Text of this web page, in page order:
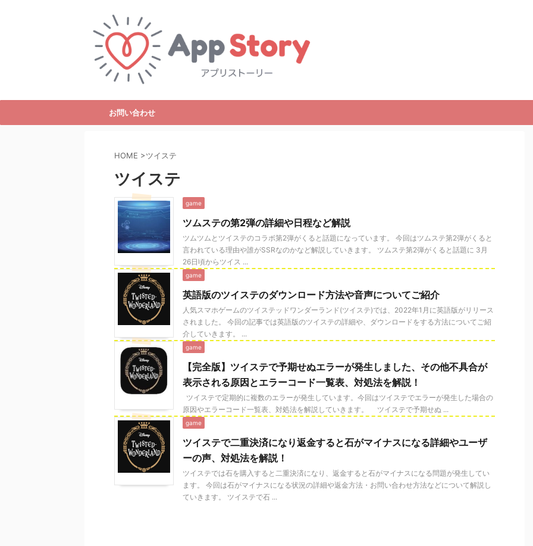
お問い合わせ
HOME >ツイステ
ツイステ
game
ツムステの第2弾の詳細や日程など解説
ツムツムとツイステのコラボ第2弾がくると話題になっています。 今回はツムステ第2弾がくると
言われている理由や誰がSSRなのかなど解説していきます。 ツムステ第2弾がくると話題に 3月
26日頃からツイス ...
game
英語版のツイステのダウンロード方法や音声についてご紹介
人気スマホゲームのツイステッドワンダーランド(ツイステ)では、2022年1月に英語版がリリース
されました。 今回の記事では英語版のツイステの詳細や、ダウンロードをする方法についてご紹
介していきます。 ...
game
【完全版】ツイステで予期せぬエラーが発生しました、その他不具合が
表示される原因とエラーコード一覧表、対処法を解説！
ツイステで定期的に複数のエラーが発生しています。今回はツイステでエラーが発生した場合の
原因やエラーコード一覧表、対処法を解説していきます。 ツイステで予期せぬ ...
game
ツイステで二重決済になり返金すると石がマイナスになる詳細やユーザ
ーの声、対処法を解説！
ツイステでは石を購入すると二重決済になり、返金すると石がマイナスになる問題が発生してい
ます。 今回は石がマイナスになる状況の詳細や返金方法・お問い合わせ方法などについて解説し
ていきます。 ツイステで石 ...